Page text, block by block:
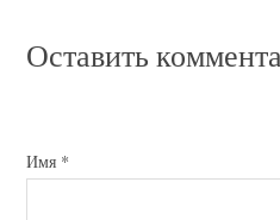
Оставить
Имя *